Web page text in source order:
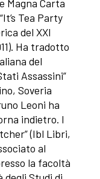
Magna Carta
Tea Party
del XXI
Ha tradotto
del
Assassini”
Soveria
Leoni ha
indietro. I
(Ibl Libri,
al
la facoltà